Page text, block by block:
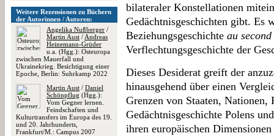
Weitere Rezensionen zu Büchern
der Autorinnen / Autoren:
Angelika Nußberger /
Martin Aust / Andreas
Heinemann-Grüder
u.a. (Hgg.): Osteuropa
zwischen Mauerfall und
Ukrainekrieg. Besichtigung einer
Epoche, Berlin: Suhrkamp 2022
Martin Aust / Daniel
Schönpflug (Hgg.):
Vom Gegner lernen.
Feindschaften und
Kulturtransfers im Europa des 19.
und 20. Jahrhunderts,
Frankfurt/M.: Campus 2007
bilateraler Konstellationen
Gedächtnisgeschichten gibt. Es
Beziehungsgeschichte au
Verflechtungsgeschichte der
Dieses Desiderat greift der
hinausgehend über einen
Grenzen von Staaten,
Gedächtnisgeschichte Polens
ihren europäischen